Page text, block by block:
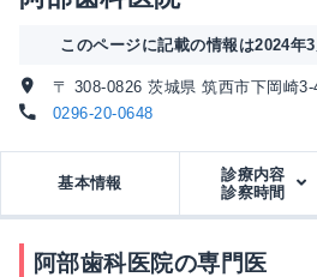
このページに記載の情報は2024年3
〒 308-0826 茨城県 筑西市下岡崎3-
0296-20-0648
基本情報
診療内容
診察時間
阿部歯科医院の専門医